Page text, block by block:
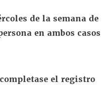
de la semana de
en ambos casos
el registro